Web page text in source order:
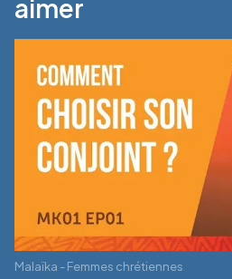
aimer
Malaïka - Femmes chrétiennes